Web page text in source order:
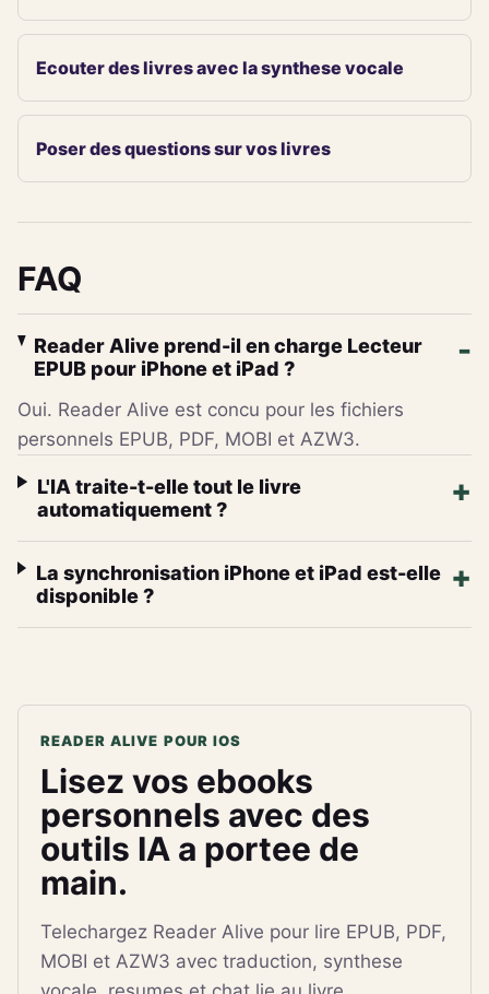
Ecouter des livres avec la synthese vocale
Poser des questions sur vos livres
FAQ
Reader Alive prend-il en charge Lecteur
EPUB pour iPhone et iPad ?
Oui. Reader Alive est concu pour les fichiers
personnels EPUB, PDF, MOBI et AZW3.
L'IA traite-t-elle tout le livre
automatiquement ?
La synchronisation iPhone et iPad est-elle
disponible ?
READER ALIVE POUR IOS
Lisez vos ebooks
personnels avec des
outils IA a portee de
main.
Telechargez Reader Alive pour lire EPUB, PDF,
MOBI et AZW3 avec traduction, synthese